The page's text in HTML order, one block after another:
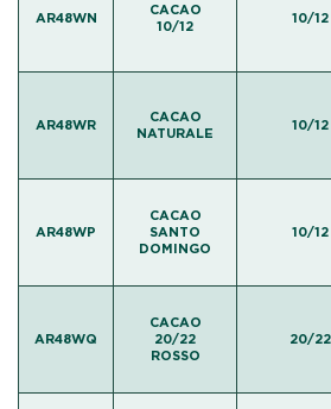
AR48WN
CACAO
10/12
AR48WR
CACAO
NATURALE
AR48WP
CACAO
SANTO
DOMINGO
AR48WQ
CACAO
20/22
ROSSO
10/12
10/12
10/12
20/